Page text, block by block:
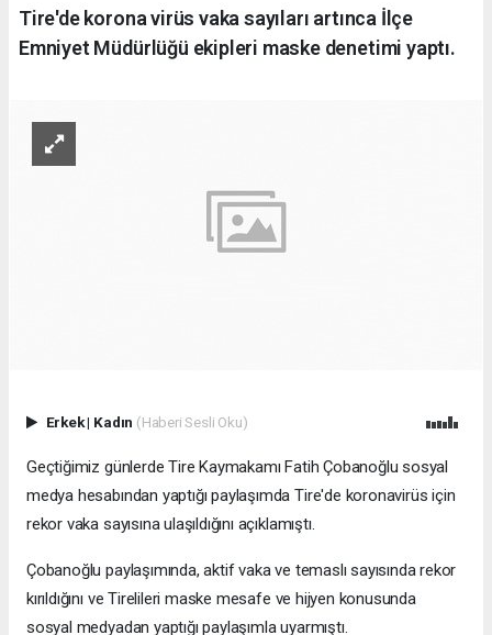
Tire'de korona virüs vaka sayıları artınca İlçe
Emniyet Müdürlüğü ekipleri maske denetimi yaptı.
Erkek| Kadın (Haberi Sesli Oku)
Geçtiğimiz günlerde Tire Kaymakamı Fatih Çobanoğlu sosyal
medya hesabından yaptığı paylaşımda Tire'de koronavirüs için
rekor vaka sayısına ulaşıldığını açıklamıştı.
Çobanoğlu paylaşımında, aktif vaka ve temaslı sayısında rekor
kırıldığını ve Tirelileri maske mesafe ve hijyen konusunda
sosyal medyadan yaptığı paylaşımla uyarmıştı.